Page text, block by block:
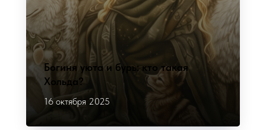
Богиня уюта и бурь: кто такая
Хольда?
16 октября 2025